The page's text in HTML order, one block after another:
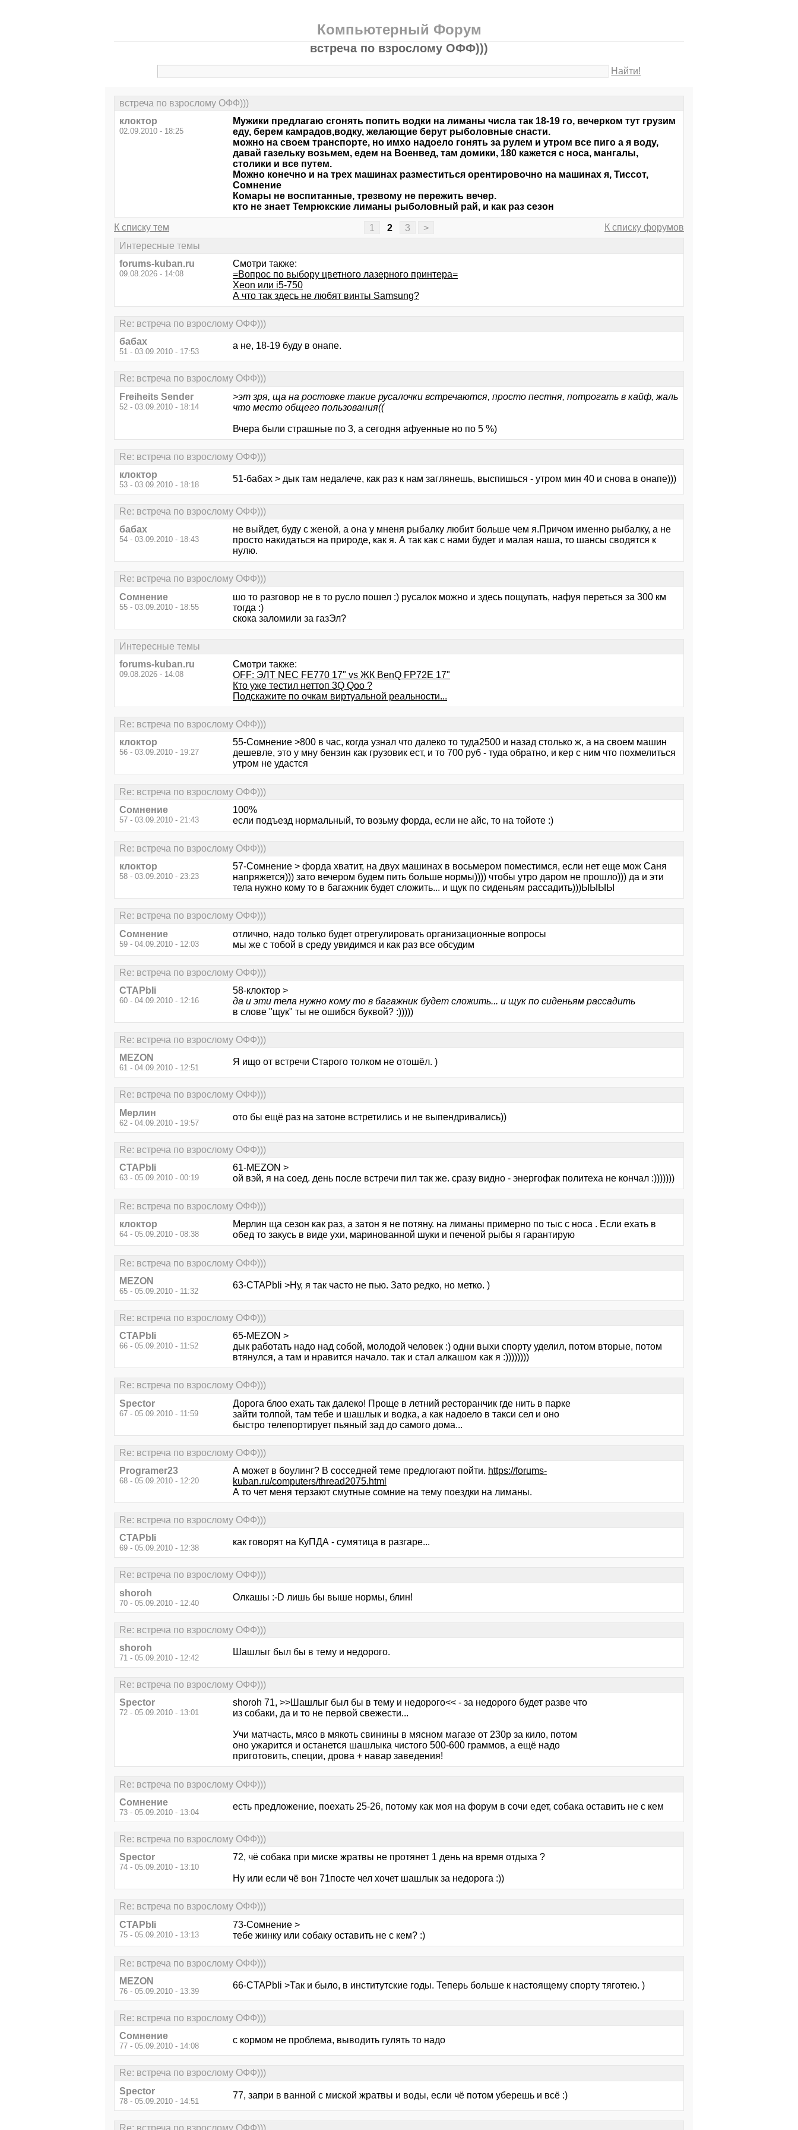
Компьютерный Форум
встреча по взрослому ОФФ)))
Найти!
встреча по взрослому ОФФ)))
клоктор
02.09.2010 - 18:25
Мужики предлагаю сгонять попить водки на лиманы числа так 18-19 го, вечерком тут грузим
еду, берем камрадов,водку, желающие берут рыболовные снасти.
можно на своем транспорте, но имхо надоело гонять за рулем и утром все пиго а я воду,
давай газельку возьмем, едем на Военвед, там домики, 180 кажется с носа, мангалы,
столики и все путем.
Можно конечно и на трех машинах разместиться орентировочно на машинах я, Тиссот,
Сомнение
Комары не воспитанные, трезвому не пережить вечер.
кто не знает Темрюкские лиманы рыболовный рай, и как раз сезон
К списку тем 1 2 3 >
К списку форумов
Интересные темы
forums-kuban.ru
09.08.2026 - 14:08
Смотри также:
=Вопрос по выбору цветного лазерного принтера=
Xeon или i5-750
А что так здесь не любят винты Samsung?
Re: встреча по взрослому ОФФ)))
бабах
51 - 03.09.2010 - 17:53
а не, 18-19 буду в онапе.
Re: встреча по взрослому ОФФ)))
Freiheits Sender
52 - 03.09.2010 - 18:14
>эт зря, ща на ростовке такие русалочки встречаются, просто пестня, потрогать в кайф, жаль
что место общего пользования((
Вчера были страшные по 3, а сегодня афуенные но по 5 %)
Re: встреча по взрослому ОФФ)))
клоктор
53 - 03.09.2010 - 18:18
51-бабах > дык там недалече, как раз к нам заглянешь, выспишься - утром мин 40 и снова в онапе)))
Re: встреча по взрослому ОФФ)))
бабах
54 - 03.09.2010 - 18:43
не выйдет, буду с женой, а она у мненя рыбалку любит больше чем я.Причом именно рыбалку, а не
просто накидаться на природе, как я. А так как с нами будет и малая наша, то шансы сводятся к
нулю.
Re: встреча по взрослому ОФФ)))
Сомнение
55 - 03.09.2010 - 18:55
шо то разговор не в то русло пошел :) русалок можно и здесь пощупать, нафуя переться за 300 км
тогда :)
скока заломили за газЭл?
Интересные темы
forums-kuban.ru
09.08.2026 - 14:08
Смотри также:
OFF: ЭЛТ NEC FE770 17" vs ЖК BenQ FP72E 17"
Кто уже тестил неттоп 3Q Qoo ?
Подскажите по очкам виртуальной реальности...
Re: встреча по взрослому ОФФ)))
клоктор
56 - 03.09.2010 - 19:27
55-Сомнение >800 в час, когда узнал что далеко то туда2500 и назад столько ж, а на своем машин
дешевле, это у мну бензин как грузовик ест, и то 700 руб - туда обратно, и кер с ним что похмелиться
утром не удастся
Re: встреча по взрослому ОФФ)))
Сомнение
57 - 03.09.2010 - 21:43
100%
если подъезд нормальный, то возьму форда, если не айс, то на тойоте :)
Re: встреча по взрослому ОФФ)))
клоктор
58 - 03.09.2010 - 23:23
57-Сомнение > форда хватит, на двух машинах в восьмером поместимся, если нет еще мож Саня
напряжется))) зато вечером будем пить больше нормы)))) чтобы утро даром не прошло))) да и эти
тела нужно кому то в багажник будет сложить... и щук по сиденьям рассадить)))ЫЫЫЫ
Re: встреча по взрослому ОФФ)))
Сомнение
59 - 04.09.2010 - 12:03
отлично, надо только будет отрегулировать организационные вопросы
мы же с тобой в среду увидимся и как раз все обсудим
Re: встреча по взрослому ОФФ)))
CTAPbIi
60 - 04.09.2010 - 12:16
58-клоктор >
да и эти тела нужно кому то в багажник будет сложить... и щук по сиденьям рассадить
в слове "щук" ты не ошибся буквой? :)))))
Re: встреча по взрослому ОФФ)))
MEZON
61 - 04.09.2010 - 12:51
Я ищо от встречи Старого толком не отошёл. )
Re: встреча по взрослому ОФФ)))
Мерлин
62 - 04.09.2010 - 19:57
ото бы ещё раз на затоне встретились и не выпендривались))
Re: встреча по взрослому ОФФ)))
CTAPbIi
63 - 05.09.2010 - 00:19
61-MEZON >
ой вэй, я на соед. день после встречи пил так же. сразу видно - энергофак политеха не кончал :)))))))
Re: встреча по взрослому ОФФ)))
клоктор
64 - 05.09.2010 - 08:38
Мерлин ща сезон как раз, а затон я не потяну. на лиманы примерно по тыс с носа . Если ехать в
обед то закусь в виде ухи, маринованной шуки и печеной рыбы я гарантирую
Re: встреча по взрослому ОФФ)))
MEZON
65 - 05.09.2010 - 11:32
63-CTAPbIi >Ну, я так часто не пью. Зато редко, но метко. )
Re: встреча по взрослому ОФФ)))
CTAPbIi
66 - 05.09.2010 - 11:52
65-MEZON >
дык работать надо над собой, молодой человек :) одни выхи спорту уделил, потом вторые, потом
втянулся, а там и нравится начало. так и стал алкашом как я :))))))))
Re: встреча по взрослому ОФФ)))
Spector
67 - 05.09.2010 - 11:59
Дорога блоо ехать так далеко! Проще в летний ресторанчик где нить в парке
зайти толпой, там тебе и шашлык и водка, а как надоело в такси сел и оно
быстро телепортирует пьяный зад до самого дома...
Re: встреча по взрослому ОФФ)))
Programer23
68 - 05.09.2010 - 12:20
А может в боулинг? В сосседней теме предлогают пойти. https://forums-
kuban.ru/computers/thread2075.html
А то чет меня терзают смутные сомние на тему поездки на лиманы.
Re: встреча по взрослому ОФФ)))
CTAPbIi
69 - 05.09.2010 - 12:38
как говорят на КуПДА - сумятица в разгаре...
Re: встреча по взрослому ОФФ)))
shoroh
70 - 05.09.2010 - 12:40
Олкашы :-D лишь бы выше нормы, блин!
Re: встреча по взрослому ОФФ)))
shoroh
71 - 05.09.2010 - 12:42
Шашлыг был бы в тему и недорого.
Re: встреча по взрослому ОФФ)))
Spector
72 - 05.09.2010 - 13:01
shoroh 71, >>Шашлыг был бы в тему и недорого<< - за недорого будет разве что
из собаки, да и то не первой свежести...
Учи матчасть, мясо в мякоть свинины в мясном магазе от 230р за кило, потом
оно ужарится и останется шашлыка чистого 500-600 граммов, а ещё надо
приготовить, специи, дрова + навар заведения!
Re: встреча по взрослому ОФФ)))
Сомнение
73 - 05.09.2010 - 13:04
есть предложение, поехать 25-26, потому как моя на форум в сочи едет, собака оставить не с кем
Re: встреча по взрослому ОФФ)))
Spector
74 - 05.09.2010 - 13:10
72, чё собака при миске жратвы не протянет 1 день на время отдыха ?
Ну или если чё вон 71посте чел хочет шашлык за недорога :))
Re: встреча по взрослому ОФФ)))
CTAPbIi
75 - 05.09.2010 - 13:13
73-Сомнение >
тебе жинку или собаку оставить не с кем? :)
Re: встреча по взрослому ОФФ)))
MEZON
76 - 05.09.2010 - 13:39
66-CTAPbIi >Так и было, в институтские годы. Теперь больше к настоящему спорту тяготею. )
Re: встреча по взрослому ОФФ)))
Сомнение
77 - 05.09.2010 - 14:08
с кормом не проблема, выводить гулять то надо
Re: встреча по взрослому ОФФ)))
Spector
78 - 05.09.2010 - 14:51
77, запри в ванной с миской жратвы и воды, если чё потом уберешь и всё :)
Re: встреча по взрослому ОФФ)))